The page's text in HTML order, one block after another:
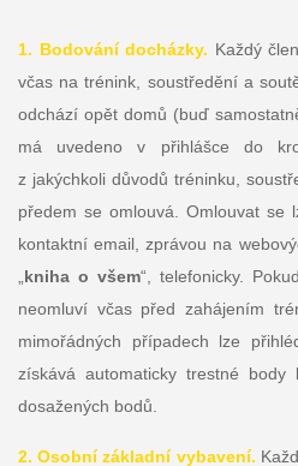
1. Bodování docházky. Každý
včas na trénink, soustředění a
odchází opět domů (buď
má uvedeno v přihlášce do
z jakýchkoli důvodů tréninku,
předem se omlouvá. Omlouvat se
kontaktní email, zprávou na
„kniha o všem“, telefonicky.
neomluví včas před zahájením
mimořádných případech lze
získává automaticky trestné
dosažených bodů.
2. Osobní základní vybavení.